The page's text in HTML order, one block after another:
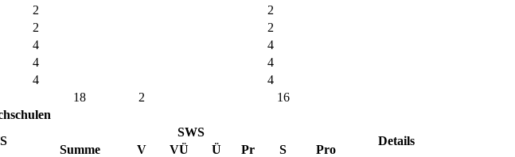
2
2
2
2
4
4
4
4
4
4
18 2
16
SWS
Details
Summe V VÜ Ü Pr S
Pro